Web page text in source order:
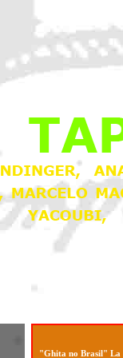
"Ghita no Brasil" La